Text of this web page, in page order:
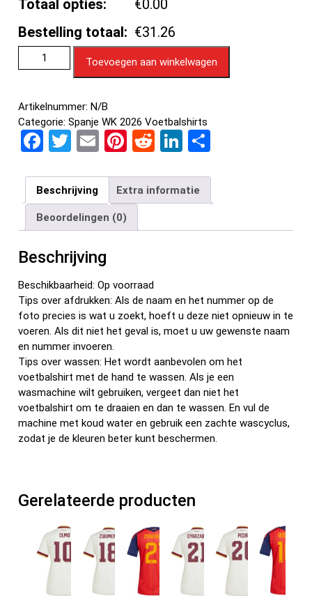
Totaal opties:
€0.00
Bestelling totaal: €31.26
Toevoegen aan winkelwagen
Artikelnummer:N/B
Categorie:Spanje WK 2026 Voetbalshirts
F
ce
b
o
o
k
T
tt
er
E
ail
Pi
er
es
t
R
d
di
t
Li
ke
dI
n
e
n
Beschrijving Extra informatie
Beoordelingen (0)
Beschrijving
Beschikbaarheid: Op voorraad
Tips over afdrukken: Als de naam en het nummer op de
foto precies is wat u zoekt, hoeft u deze niet opnieuw in te
voeren. Als dit niet het geval is, moet u uw gewenste naam
en nummer invoeren.
Tips over wassen: Het wordt aanbevolen om het
voetbalshirt met de hand te wassen. Als je een
wasmachine wilt gebruiken, vergeet dan niet het
voetbalshirt om te draaien en dan te wassen. En vul de
machine met koud water en gebruik een zachte wascyclus,
zodat je de kleuren beter kunt beschermen.
Gerelateerde producten